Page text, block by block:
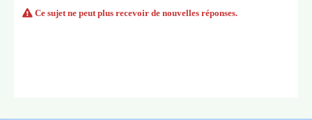
Ce sujet ne peut plus recevoir de nouvelles réponses.